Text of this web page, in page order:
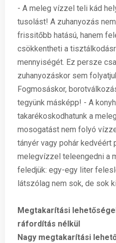
- A meleg vízzel teli kád
tusolást! A zuhanyozás
frissitőbb hatású, hanem
csökkentheti a
mennyiségét. Ez persze
zuhanyozáskor sem
Fogmosáskor,
tegyünk másképp! - A
takarékoskodhatunk a
mosogatást nem folyó
tányér vagy pohár
melegvízzel teleengedni a
feledjük: egy-egy liter
látszólag nem sok, de sok
Megtakarítási
ráfordítás nélkül
Nagy megtakarítási